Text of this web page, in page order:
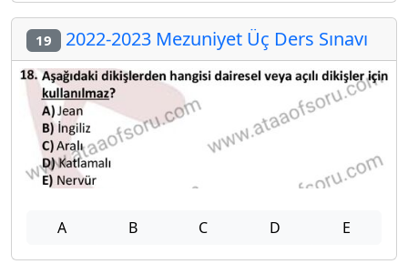
19 2022-2023 Mezuniyet Üç Ders Sınavı
A B C D E